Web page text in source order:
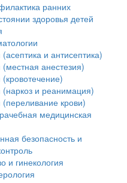
ранних
здоровья детей
и антисептика)
анестезия)
и реанимация)
крови)
медицинская
безопасность и
и гинекология